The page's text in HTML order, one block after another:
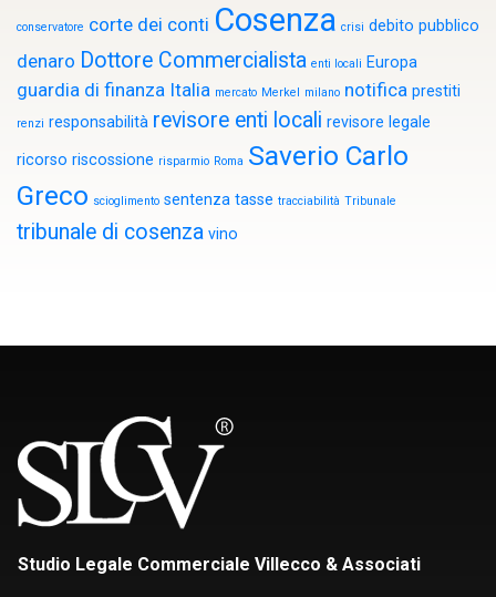
conservatore corte dei conti Cosenza crisi debito pubblico
denaro Dottore Commercialista enti locali Europa
guardia di finanza Italia mercato Merkel milano notifica prestiti
renzi responsabilità revisore enti locali revisore legale
ricorso riscossione risparmio Roma Saverio Carlo
Greco scioglimento sentenza tasse tracciabilità Tribunale
tribunale di cosenza vino
Studio Legale Commerciale Villecco & Associati